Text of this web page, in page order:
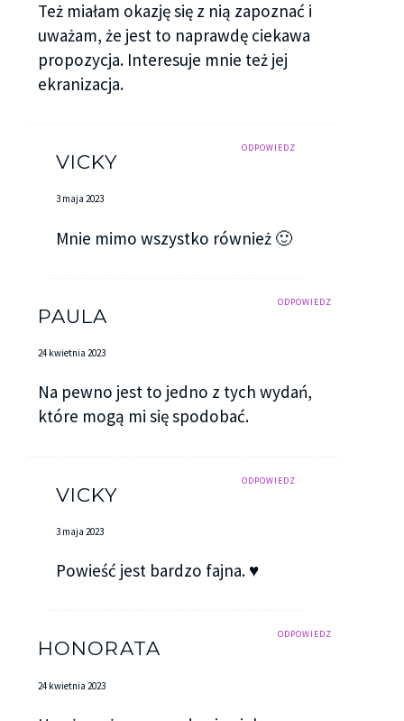
Też miałam okazję się z nią zapoznać i
uważam, że jest to naprawdę ciekawa
propozycja. Interesuje mnie też jej
ekranizacja.
ODPOWIEDZ
VICKY
3 maja 2023
Mnie mimo wszystko również 🙂
ODPOWIEDZ
PAULA
24 kwietnia 2023
Na pewno jest to jedno z tych wydań,
które mogą mi się spodobać.
ODPOWIEDZ
VICKY
3 maja 2023
Powieść jest bardzo fajna. ♥
ODPOWIEDZ
HONORATA
24 kwietnia 2023